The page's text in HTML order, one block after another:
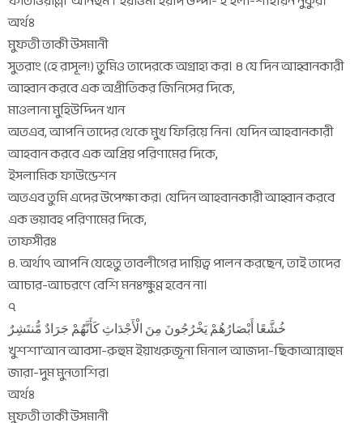
অর্থঃ
মুফতী তাকী উসমানী
সুতরাং (হে রাসূল!) তুমিও তাদেরকে অগ্রাহ্য কর। ৪ যে দিন আহ্বানকারী
আহ্বান করবে এক অপ্রীতিকর জিনিসের দিকে,
মাওলানা মুহিউদ্দিন খান
অতএব, আপনি তাদের থেকে মুখ ফিরিয়ে নিন। যেদিন আহবানকারী
আহবান করবে এক অপ্রিয় পরিণামের দিকে,
ইসলামিক ফাউন্ডেশন
অতএব তুমি এদের উপেক্ষা কর। যেদিন আহবানকারী আহ্বান করবে
এক ভয়াবহ পরিণামের দিকে,
তাফসীরঃ
৪. অর্থাৎ আপনি যেহেতু তাবলীগের দায়িত্ব পালন করছেন, তাই তাদের
আচার-আচরণে বেশি মনঃক্ষুণ্ণ হবেন না।
৭
خُشَّعًا أَبْصَارُهُمْ يَخْرُجُونَ مِنَ الْأَجْدَاثِ كَأَنَّهُمْ جَرَادٌ مُّنتَشِرٌ
খুশশা‘আন আবসা-রুহুম ইয়াখরুজূনা মিনাল আজদা-ছিকাআন্নাহুম
জারা-দুম মুনতাশির।
অর্থঃ
মুফতী তাকী উসমানী